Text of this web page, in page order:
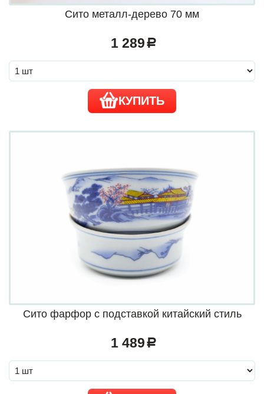
Сито металл-дерево 70 мм
1 289 a
КУПИТЬ
Сито фарфор с подставкой китайский стиль
1 489 a